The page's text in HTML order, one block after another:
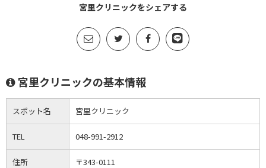
宮里クリニックをシェアする
宮里クリニックの基本情報
スポット名 宮里クリニック
TEL 048-991-2912
住所
〒343-0111